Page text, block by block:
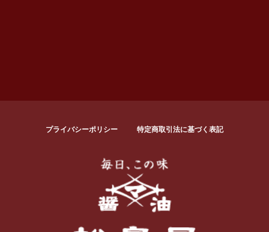
プライバシーポリシー 特定商取引法に基づく表記